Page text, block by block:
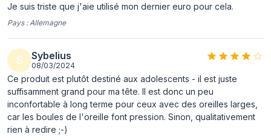
Connecteur de
3,5 mm
Oui
représentation / réalisation
Type de produit Écouteurs
Style de casque
portable
Utilisation
Je suis triste que j'aie utilisé mon dernier euro pour cela.
Pays : Allemagne
S Sybelius
08/03/2024
Ce produit est plutôt destiné aux adolescents - il est juste
suffisamment grand pour ma tête. Il est donc un peu
inconfortable à long terme pour ceux avec des oreilles larges,
car les boules de l'oreille font pression. Sinon, qualitativement
rien à redire ;-)